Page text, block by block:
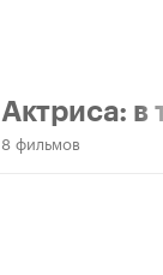
Актриса: в
8 фильмов